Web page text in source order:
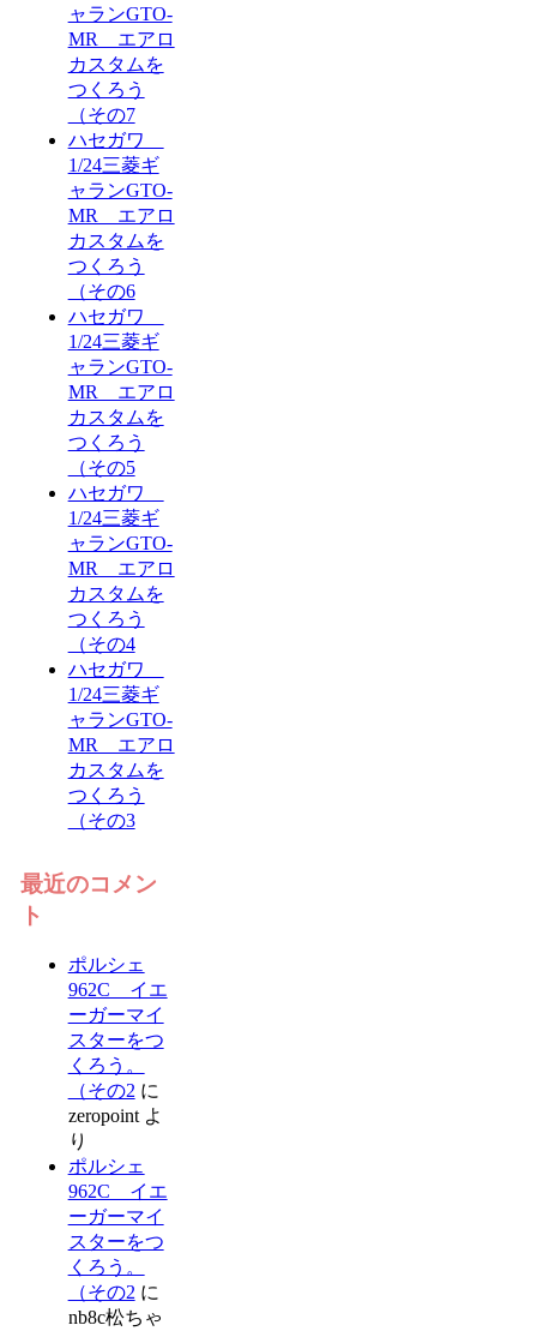
ャランGTO-
MR エアロ
カスタムを
つくろう
（その7
ハセガワ
1/24三菱ギ
ャランGTO-
MR エアロ
カスタムを
つくろう
（その6
ハセガワ
1/24三菱ギ
ャランGTO-
MR エアロ
カスタムを
つくろう
（その5
ハセガワ
1/24三菱ギ
ャランGTO-
MR エアロ
カスタムを
つくろう
（その4
ハセガワ
1/24三菱ギ
ャランGTO-
MR エアロ
カスタムを
つくろう
（その3
最近のコメン
ト
ポルシェ
962C イエ
ーガーマイ
スターをつ
くろう。
（その2に
zeropointよ
り
ポルシェ
962C イエ
ーガーマイ
スターをつ
くろう。
（その2に
nb8c松ちゃ